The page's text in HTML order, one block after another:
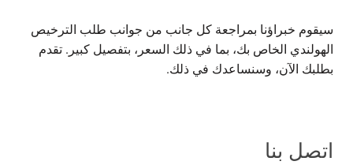
سيقوم خبراؤنا بمراجعة كل جانب من جوانب طلب الترخيص
الهولندي الخاص بك، بما في ذلك السعر، بتفصيل كبير. تقدم
بطلبك الآن، وسنساعدك في ذلك.
اتصل بنا